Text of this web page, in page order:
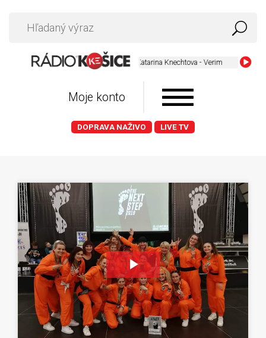
Katarina Knechtova - Verim
Moje konto
DOPRAVA NAŽIVO LIVE TV
Play
Video